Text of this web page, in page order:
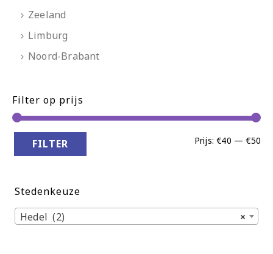
Zeeland
Limburg
Noord-Brabant
Filter op prijs
FILTER Prijs:€40 —€50
Stedenkeuze
×
Hedel (2)